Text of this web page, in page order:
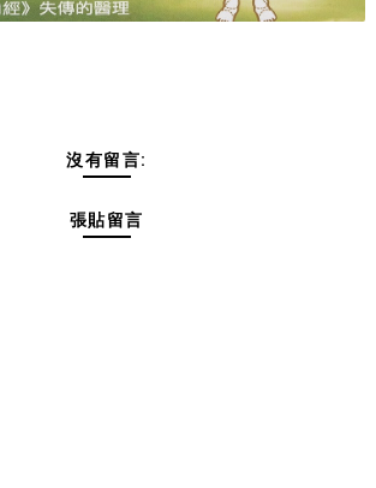
沒有留言:
張貼留言